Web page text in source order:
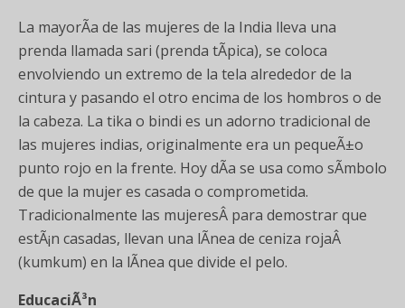
La mayorÃ­a de las mujeres de la India lleva una
prenda llamada sari (prenda tÃ­pica), se coloca
envolviendo un extremo de la tela alrededor de la
cintura y pasando el otro encima de los hombros o de
la cabeza. La tika o bindi es un adorno tradicional de
las mujeres indias, originalmente era un pequeÃ±o
punto rojo en la frente. Hoy dÃ­a se usa como sÃ­mbolo
de que la mujer es casada o comprometida.
Tradicionalmente las mujeresÂ para demostrar que
estÃ¡n casadas, llevan una lÃ­nea de ceniza rojaÂ
(kumkum) en la lÃ­nea que divide el pelo.
EducaciÃ³n